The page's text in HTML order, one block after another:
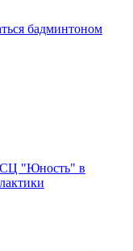
бадминтоном
"Юность" в